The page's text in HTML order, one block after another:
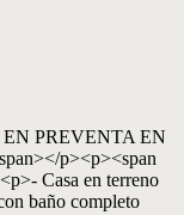
EN PREVENTA EN
p><p><span
Casa en terreno
baño completo